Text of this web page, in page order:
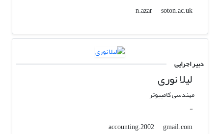
n.azar
soton.ac.uk
دبیر اجرایی
لیلا نوری
مهندسی کامپیوتر
-
accounting.2002
gmail.com